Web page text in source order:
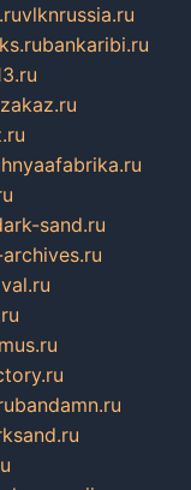
vlknrussia.ru
bankaribi.ru
sand.ru
bandamn.ru